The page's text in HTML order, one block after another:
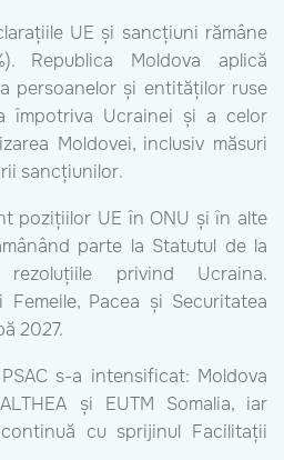
UE și sancțiuni rămâne
Republica Moldova aplică
persoanelor și entităților ruse
împotriva Ucrainei și a celor
Moldovei, inclusiv măsuri
sancțiunilor.
pozițiilor UE în ONU și în alte
parte la Statutul de la
privind Ucraina.
Femeile, Pacea și Securitatea
2027.
s-a intensificat: Moldova
și EUTM Somalia, iar
cu sprijinul Facilitații